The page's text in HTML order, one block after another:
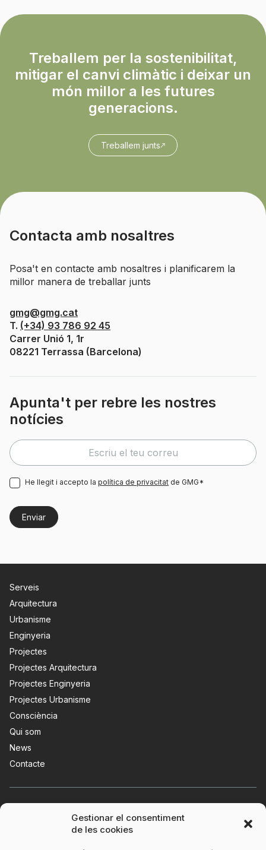
Gestionar el consentiment
de les cookies
Treballem per la sostenibilitat,
mitigar el canvi climàtic i deixar un
món millor a les futures
generacions.
Treballem junts
Contacta amb nosaltres
Posa't en contacte amb nosaltres i planificarem la
millor manera de treballar junts
gmg@gmg.cat
T. (+34) 93 786 92 45
Carrer Unió 1, 1r
08221 Terrassa (Barcelona)
Apunta't per rebre les nostres
notícies
He llegit i accepto la política de privacitat de GMG*
Serveis
Arquitectura
Urbanisme
Enginyeria
Projectes
Projectes Arquitectura
Projectes Enginyeria
Projectes Urbanisme
Consciència
Qui som
News
Contacte